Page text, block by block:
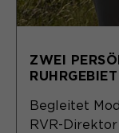
ZWEI
RUHRGEBIET
Begleitet
RVR-